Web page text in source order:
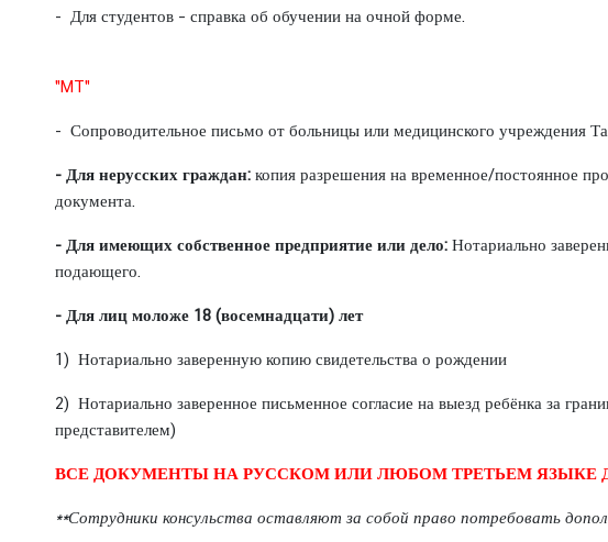
й
к
и
е
т
н
ш
е
и
я
о
- Для студентов – справка об обучении на очной форме.
"MT"
- Сопроводительное письмо от больницы или медицинского учреждения
- Для нерусских граждан: копия разрешения на временное/постоянное
документа.
- Для имеющих собственное предприятие или дело: Нотариально
подающего.
- Для лиц моложе 18 (восемнадцати) лет
1) Нотариально заверенную копию свидетельства о рождении
2) Нотариально заверенное письменное согласие на выезд ребёнка за
представителем)
ВСЕ ДОКУМЕНТЫ НА РУССКОМ ИЛИ ЛЮБОМ ТРЕТЬЕМ ЯЗЫКЕ
**Сотрудники консульства оставляют за собой право потребовать